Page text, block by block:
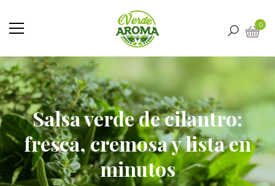
0
Salsa verde de cilantro:
fresca, cremosa y lista en
minutos